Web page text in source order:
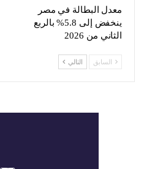
معدل البطالة في مصر
ينخفض إلى 5.8% بالربع
الثاني من 2026
السابق التالي